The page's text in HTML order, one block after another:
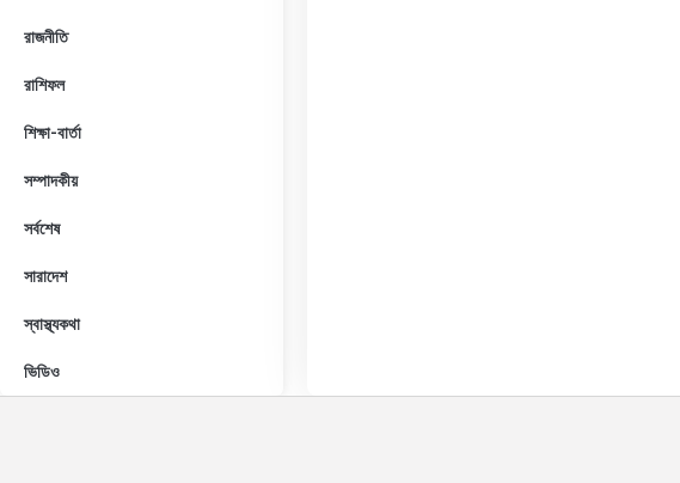
রাজনীতি
রাশিফল
শিক্ষা-বার্তা
সম্পাদকীয়
সর্বশেষ
সারাদেশ
স্বাস্থ্যকথা
ভিডিও